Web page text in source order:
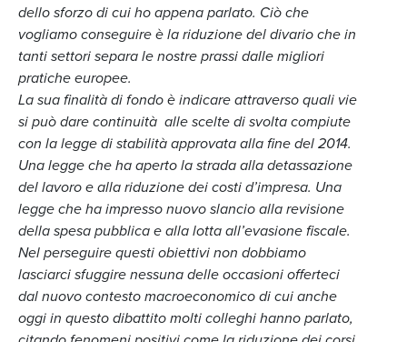
dello sforzo di cui ho appena parlato. Ciò che
vogliamo conseguire è la riduzione del divario che in
tanti settori separa le nostre prassi dalle migliori
pratiche europee.
La sua finalità di fondo è indicare attraverso quali vie
si può dare continuità alle scelte di svolta compiute
con la legge di stabilità approvata alla fine del 2014.
Una legge che ha aperto la strada alla detassazione
del lavoro e alla riduzione dei costi d’impresa. Una
legge che ha impresso nuovo slancio alla revisione
della spesa pubblica e alla lotta all’evasione fiscale.
Nel perseguire questi obiettivi non dobbiamo
lasciarci sfuggire nessuna delle occasioni offerteci
dal nuovo contesto macroeconomico di cui anche
oggi in questo dibattito molti colleghi hanno parlato,